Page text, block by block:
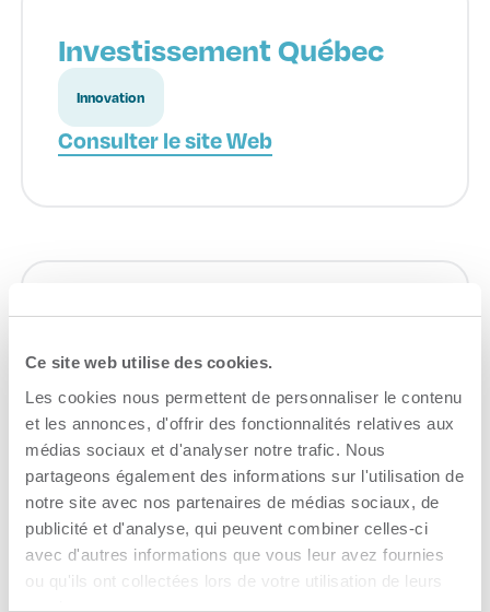
Ce site web utilise des cookies.
Les cookies nous permettent de personnaliser le contenu
et les annonces, d'offrir des fonctionnalités relatives aux
médias sociaux et d'analyser notre trafic. Nous
partageons également des informations sur l'utilisation de
notre site avec nos partenaires de médias sociaux, de
publicité et d'analyse, qui peuvent combiner celles-ci
avec d'autres informations que vous leur avez fournies
ou qu'ils ont collectées lors de votre utilisation de leurs
services.
Investissement Québec
Innovation
Consulter le site Web
Consulter le site Web